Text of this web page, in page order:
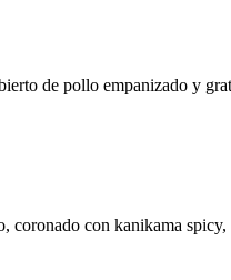
de pollo empanizado y
coronado con kanikama